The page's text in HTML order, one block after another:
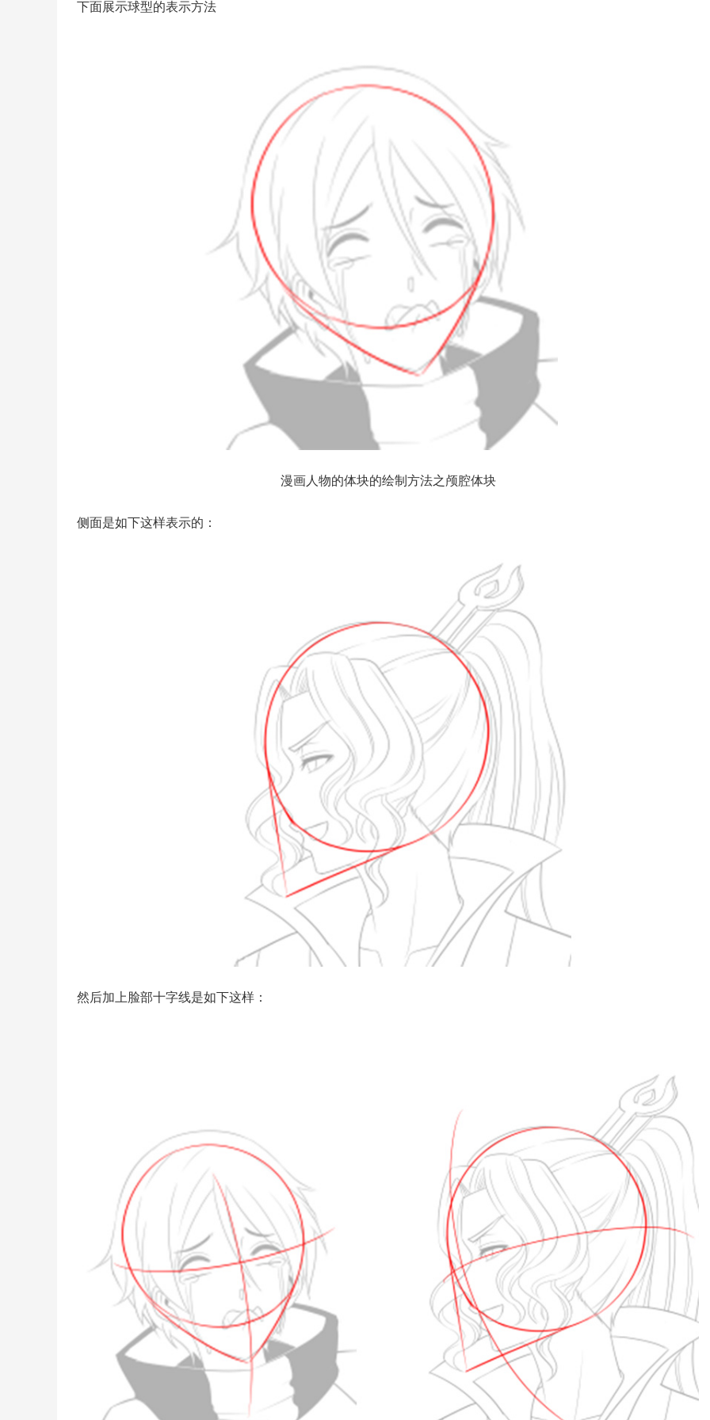
下面展示球型的表示方法
漫画人物的体块的绘制方法之颅腔体块
侧面是如下这样表示的：
然后加上脸部十字线是如下这样：